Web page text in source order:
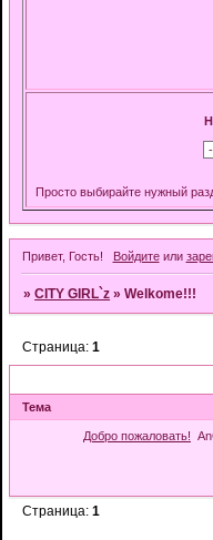
Просто выбирайте нужный
Привет, Гость! Войдитеили
»CITY GIRL`z »Welkome!!!
Страница:1
Тема
Добро пожаловать!
Страница:1